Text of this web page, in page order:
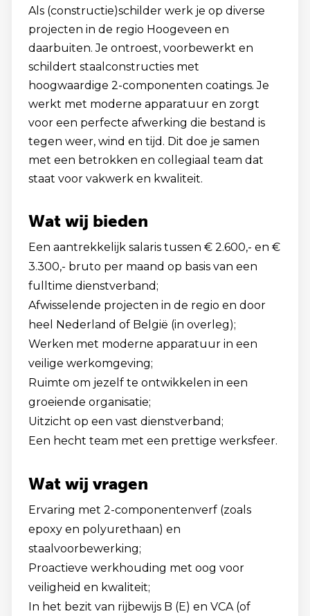
Als (constructie)schilder werk je op diverse
projecten in de regio Hoogeveen en
daarbuiten. Je ontroest, voorbewerkt en
schildert staalconstructies met
hoogwaardige 2-componenten coatings. Je
werkt met moderne apparatuur en zorgt
voor een perfecte afwerking die bestand is
tegen weer, wind en tijd. Dit doe je samen
met een betrokken en collegiaal team dat
staat voor vakwerk en kwaliteit.
Wat wij bieden
Een aantrekkelijk salaris tussen € 2.600,- en €
3.300,- bruto per maand op basis van een
fulltime dienstverband;
Afwisselende projecten in de regio en door
heel Nederland of België (in overleg);
Werken met moderne apparatuur in een
veilige werkomgeving;
Ruimte om jezelf te ontwikkelen in een
groeiende organisatie;
Uitzicht op een vast dienstverband;
Een hecht team met een prettige werksfeer.
Wat wij vragen
Ervaring met 2-componentenverf (zoals
epoxy en polyurethaan) en
staalvoorbewerking;
Proactieve werkhouding met oog voor
veiligheid en kwaliteit;
In het bezit van rijbewijs B (E) en VCA (of